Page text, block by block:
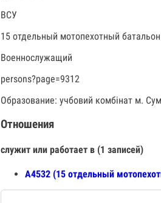
ВСУ
15 отдельный мотопехотный
Военнослужащий
persons?page=9312
Образование: учбовий комбінат м.
Отношения
служит или работает в (1 записей)
А4532 (15 отдельный